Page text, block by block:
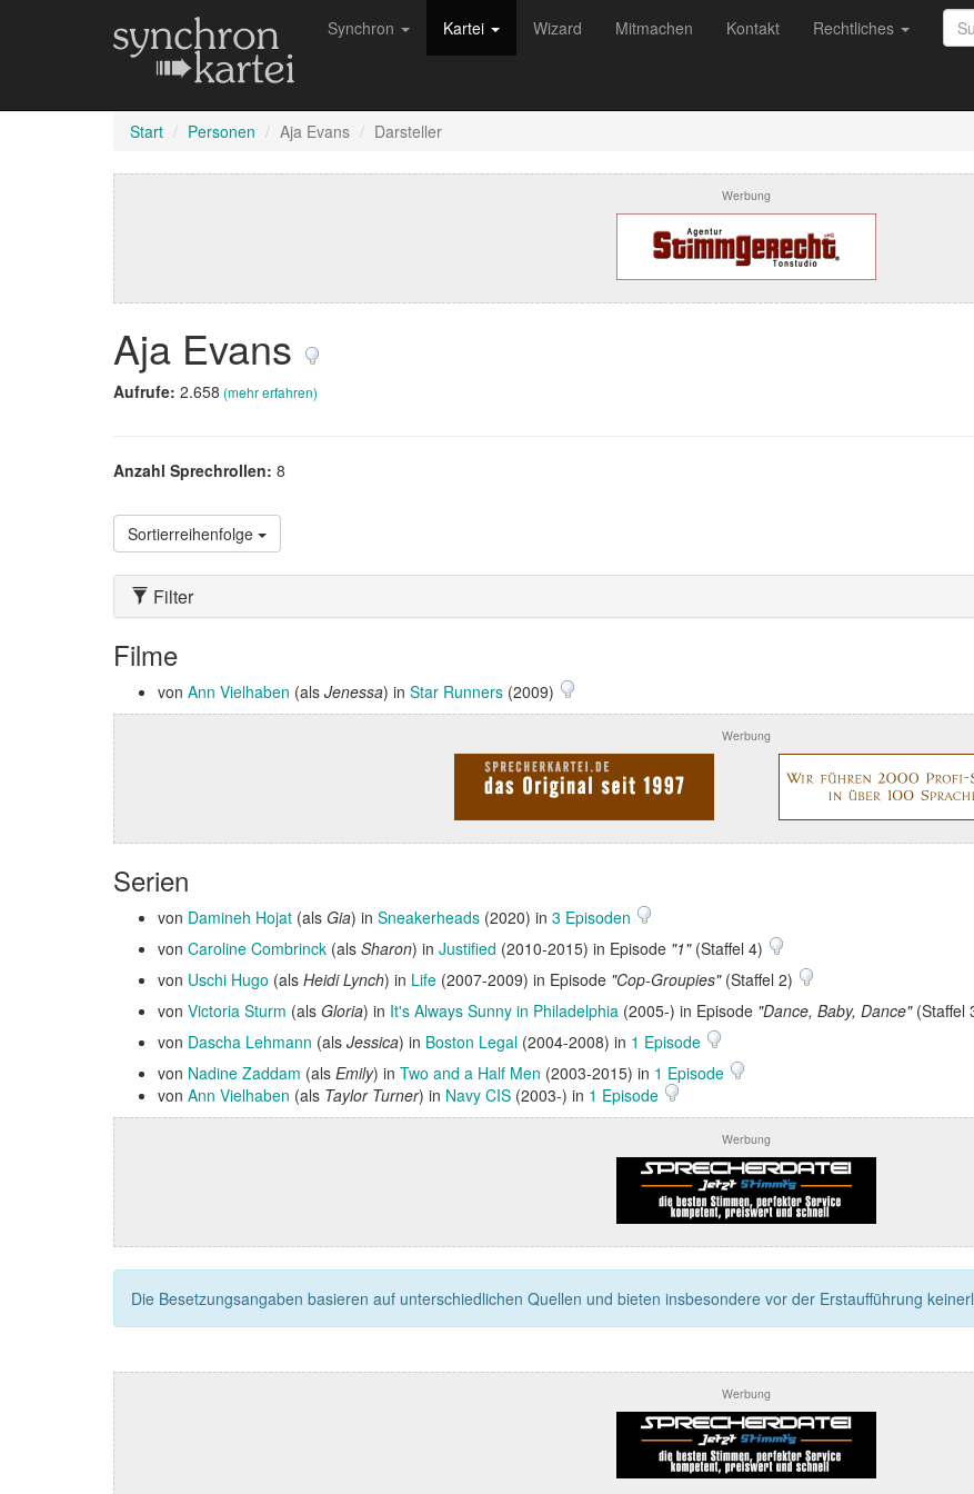
Synchron Kartei Wizard Mitmachen Kontakt Rechtliches
Start Personen Aja Evans Darsteller
Werbung
Aja Evans
Aufrufe: 2.658 (mehr erfahren)
Anzahl Sprechrollen: 8
Sortierreihenfolge
Filter
Filme
von Ann Vielhaben (als Jenessa) in Star Runners (2009)
Werbung
Serien
von Damineh Hojat (als Gia) in Sneakerheads (2020) in 3 Episoden
von Caroline Combrinck (als Sharon) in Justified (2010-2015) in Episode "1"(Staffel 4)
von Uschi Hugo (als Heidi Lynch) in Life (2007-2009) in Episode "Cop-Groupies"(Staffel 2)
von Victoria Sturm (als Gloria) in It's Always Sunny in Philadelphia (2005-) in Episode "Dance, Baby, Dance"(Staffel
von Dascha Lehmann (als Jessica) in Boston Legal (2004-2008) in 1 Episode
von Nadine Zaddam (als Emily) in Two and a Half Men (2003-2015) in 1 Episode
von Ann Vielhaben (als Taylor Turner) in Navy CIS (2003-) in 1 Episode
Werbung
Die Besetzungsangaben basieren auf unterschiedlichen Quellen und bieten insbesondere vor der Erstaufführung
Werbung